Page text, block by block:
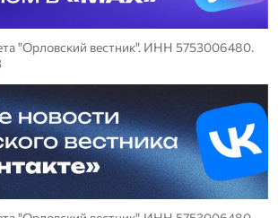
"Орловский вестник". ИНН 5753006480.